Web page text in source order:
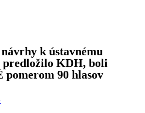
k ústavnému
KDH, boli
pomerom 90 hlasov